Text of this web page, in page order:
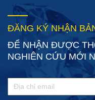
ĐĂNG KÝ NHẬN
ĐỂ NHẬN ĐƯỢC
NGHIÊN CỨU MỚI